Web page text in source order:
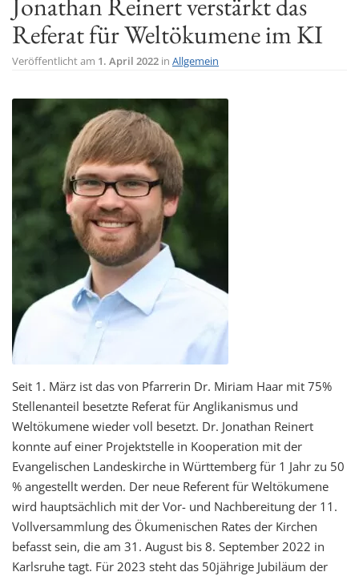
Referat für Weltökumene im KI
Veröffentlicht am 1. April 2022 in Allgemein
Seit 1. März ist das von Pfarrerin Dr. Miriam Haar mit 75%
Stellenanteil besetzte Referat für Anglikanismus und
Weltökumene wieder voll besetzt. Dr. Jonathan Reinert
konnte auf einer Projektstelle in Kooperation mit der
Evangelischen Landeskirche in Württemberg für 1 Jahr zu 50
% angestellt werden. Der neue Referent für Weltökumene
wird hauptsächlich mit der Vor- und Nachbereitung der 11.
Vollversammlung des Ökumenischen Rates der Kirchen
befasst sein, die am 31. August bis 8. September 2022 in
Karlsruhe tagt. Für 2023 steht das 50jährige Jubiläum der